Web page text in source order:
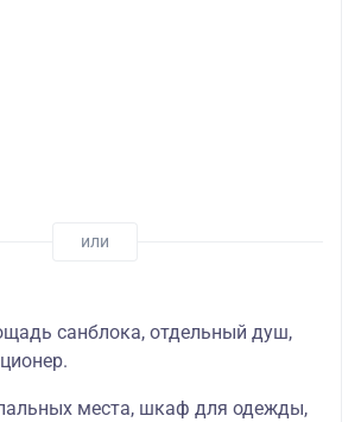
санблока, отдельный душ,
места, шкаф для одежды,